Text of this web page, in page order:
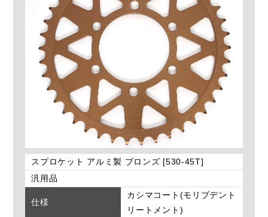
スプロケット アルミ製 ブロンズ [530-45T]
汎用品
仕様
カシマコート(モリブデント
リートメント)